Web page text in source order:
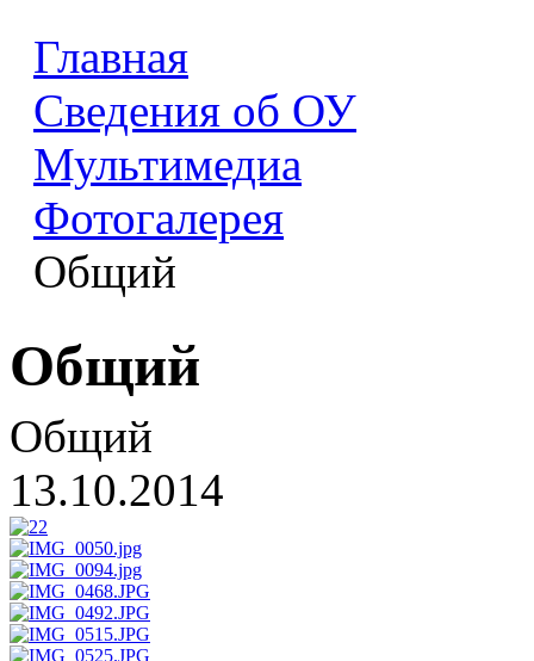
Главная
Сведения об ОУ
Мультимедиа
Фотогалерея
Общий
Общий
Общий
13.10.2014